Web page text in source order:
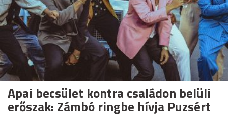
Apai becsület kontra családon belüli
erőszak: Zámbó ringbe hívja Puzsért